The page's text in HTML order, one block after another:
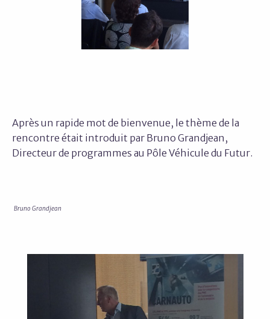
Après un rapide mot de bienvenue, le thème de la
rencontre était introduit par Bruno Grandjean,
Directeur de programmes au Pôle Véhicule du Futur.
Bruno Grandjean